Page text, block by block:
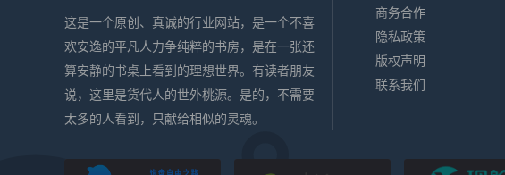
这是一个原创、真诚的行业网站，是一个不喜
欢安逸的平凡人力争纯粹的书房，是在一张还
算安静的书桌上看到的理想世界。有读者朋友
说，这里是货代人的世外桃源。是的，不需要
太多的人看到，只献给相似的灵魂。
商务合作
隐私政策
版权声明
联系我们